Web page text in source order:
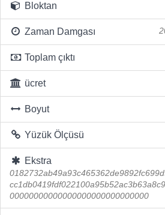
Bloktan
Zaman Damgası
Toplam çıktı
ücret
Boyut
Yüzük Ölçüsü
Ekstra
00000000000000000000000000000